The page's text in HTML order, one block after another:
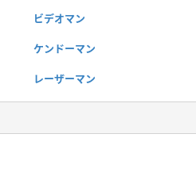
ビデオマン
ケンドーマン
レーザーマン